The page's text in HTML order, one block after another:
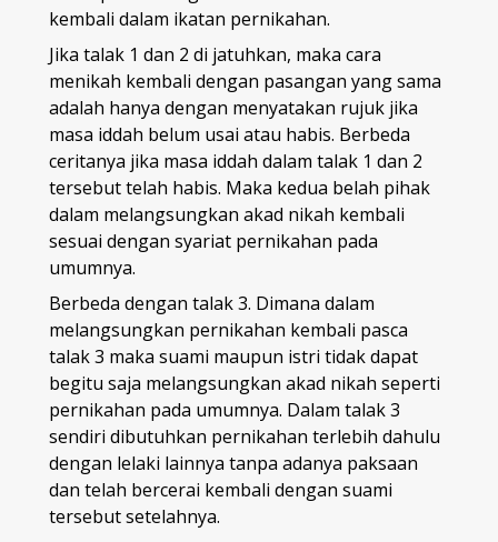
kembali dalam ikatan pernikahan.
Jika talak 1 dan 2 di jatuhkan, maka cara
menikah kembali dengan pasangan yang sama
adalah hanya dengan menyatakan rujuk jika
masa iddah belum usai atau habis. Berbeda
ceritanya jika masa iddah dalam talak 1 dan 2
tersebut telah habis. Maka kedua belah pihak
dalam melangsungkan akad nikah kembali
sesuai dengan syariat pernikahan pada
umumnya.
Berbeda dengan talak 3. Dimana dalam
melangsungkan pernikahan kembali pasca
talak 3 maka suami maupun istri tidak dapat
begitu saja melangsungkan akad nikah seperti
pernikahan pada umumnya. Dalam talak 3
sendiri dibutuhkan pernikahan terlebih dahulu
dengan lelaki lainnya tanpa adanya paksaan
dan telah bercerai kembali dengan suami
tersebut setelahnya.